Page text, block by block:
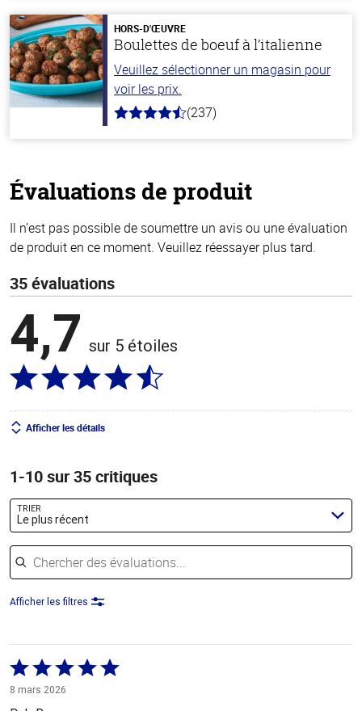
stars
HORS-D'ŒUVRE
Boulettes de boeuf à l’italienne
Veuillez sélectionner un magasin pour
voir les prix.
4.6
(237)
Évaluations de produit
Il n’est pas possible de soumettre un avis ou une évaluation
de produit en ce moment. Veuillez réessayer plus tard.
35 évaluations
4,7 sur 5 étoiles
Afficher les détails
1-10 sur 35 critiques
TRIER
Le plus récent
Chercher des évaluations
Afficher les filtres
Coté
5 sur
5
8 mars 2026